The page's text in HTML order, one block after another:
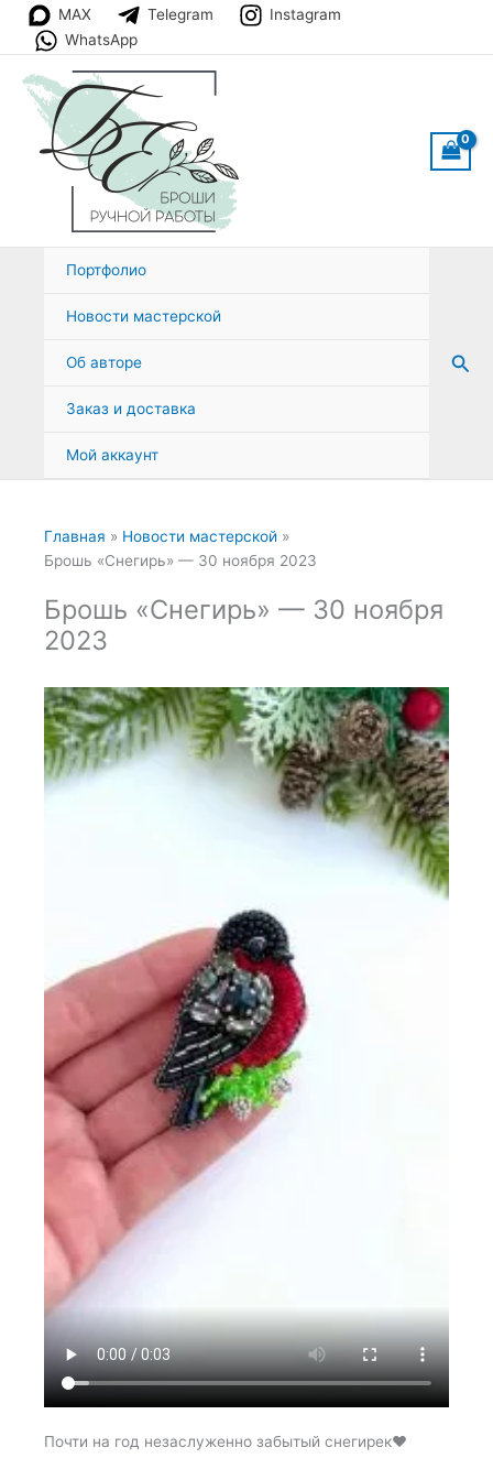
Перейти
содержимому
MAX Telegram
Instagram
WhatsApp
Портфолио
Новости мастерской
Об авторе
Заказ и доставка
Мой аккаунт
Главная
Новости мастерской
Брошь «Снегирь» — 30 ноября 2023
Брошь «Снегирь» — 30 ноября
2023
Почти на год незаслуженно забытый снегирек♥️